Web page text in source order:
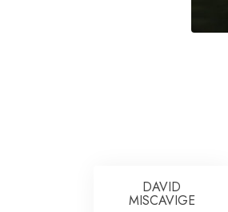
DAVID
MISCAVIGE